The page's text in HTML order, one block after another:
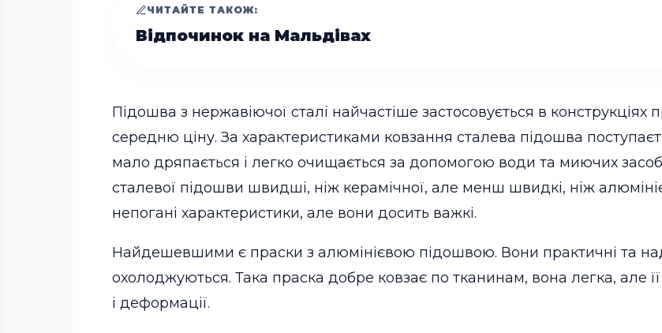
ЧИТАЙТЕ ТАКОЖ:
Відпочинок на Мальдівах
Підошва з нержавіючої сталі найчастіше застосовується в конструкціях
середню ціну. За характеристиками ковзання сталева підошва
мало дряпається і легко очищається за допомогою води та миючих
сталевої підошви швидші, ніж керамічної, але менш швидкі, ніж
непогані характеристики, але вони досить важкі.
Найдешевшими є праски з алюмінієвою підошвою. Вони практичні та
охолоджуються. Така праска добре ковзає по тканинам, вона легка, але
і деформації.